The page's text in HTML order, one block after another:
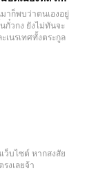
าก็พบว่าตนเองอยู่
กั๋วกง ยังไม่ทันจะ
เนรเทศทั้งตระกูล
ว็บไซต์ หากสงสัย
งเลยจ้า